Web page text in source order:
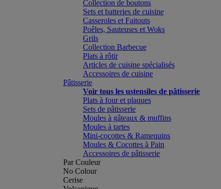
Collection de boutons
Sets et batteries de cuisine
Casseroles et Faitouts
Poêles, Sauteuses et Woks
Grils
Collection Barbecue
Plats à rôtir
Articles de cuisine spécialisés
Accessoires de cuisine
Pâtisserie
Voir tous les ustensiles de pâtisserie
Plats à four et plaques
Sets de pâtisserie
Moules à gâteaux & muffins
Moules à tartes
Mini-cocottes & Ramequins
Moules & Cocottes à Pain
Accessoires de pâtisserie
Par Couleur
No Colour
Cerise